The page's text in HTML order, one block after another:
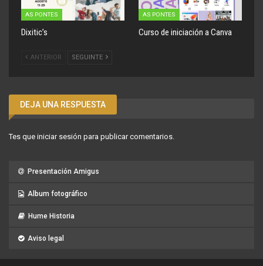
AS PONTES
Dixitic’s
AS PONTES
Curso de iniciación a Canva
ANTERIOR SEGUINTE
DEJA UNA RESPUESTA
Tes que iniciar sesión para publicar comentarios.
Presentación Amigus
Album fotográfico
Hume Historia
Aviso legal